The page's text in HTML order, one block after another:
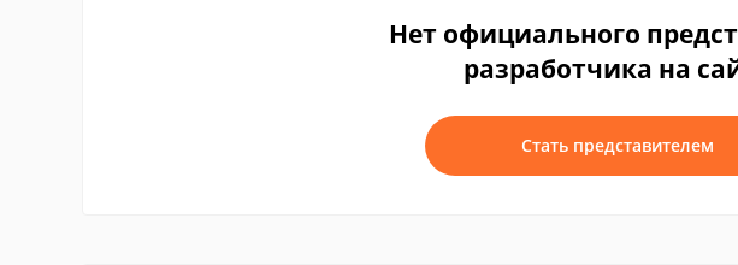
Нет официального
разработчика на
Стать представителем